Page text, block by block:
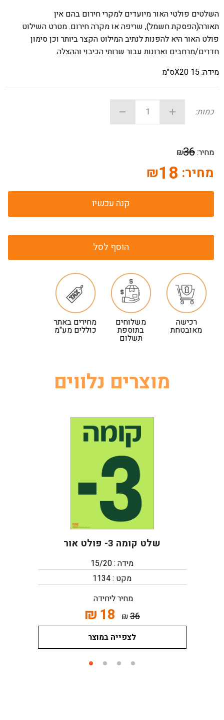
השלטים פולטי האור מיועדים למקרי חירום בהם אין
תאורה(הפסקת חשמל), שריפה או מקרה חירום. מטרט השילוט
פולט האור היא להפנות לנתיב המילוט הקצר ביותר וכן סימון
חדרים/מרחבים וארונות עבור שרותי הכיבוי וההצלה.
מידה: 15
X20ס"מ
כמות:
מחיר:36
₪
מחיר: 18
₪
קנה עכשיו
הוסף לסל
רכישה
מאובטחת
משלוחים
בתוספת
תשלום
מחירים באתר
כוללים מע"מ
מוצרים נלווים
שלט קומה 3- פולט אור
מידה : 15/20
מקט : 1134
מחיר ליחידה
36
₪
18
₪
לצפייה במוצר